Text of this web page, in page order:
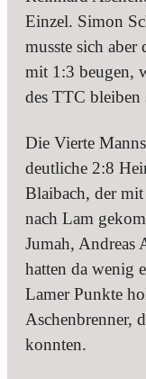
Einzel. Simon
musste sich
mit 1:3 beugen,
des TTC bleiben
Die Vierte
deutliche 2:8
Blaibach, der
nach Lam
Jumah, Andreas
hatten da wenig
Lamer Punkte
Aschenbrenner,
konnten.